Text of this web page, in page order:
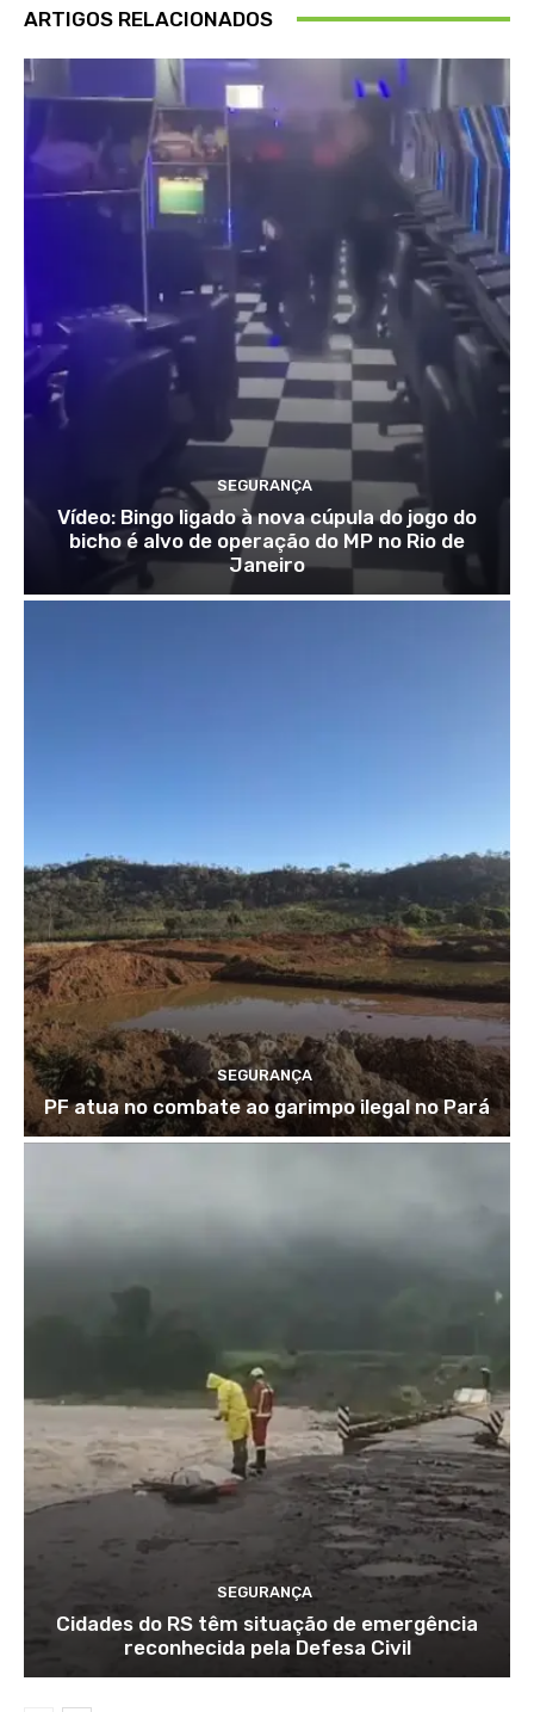
ARTIGOS RELACIONADOS
SEGURANÇA
Vídeo: Bingo ligado à nova cúpula do jogo do
bicho é alvo de operação do MP no Rio de
Janeiro
SEGURANÇA
PF atua no combate ao garimpo ilegal no Pará
SEGURANÇA
Cidades do RS têm situação de emergência
reconhecida pela Defesa Civil